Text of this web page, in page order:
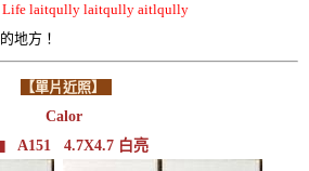
Life laitqully laitqully aitlqully
地方！
【單片近照】
Calor
A151 4.7X4.7 白亮